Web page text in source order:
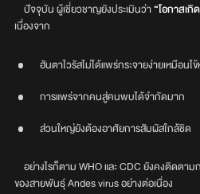
ปัจจุบัน ผู้เชี่ยวชาญยังประเมินว่า“โอกาสเ
เนื่องจาก
ฮันตาไวรัสไม่ได้แพร่กระจายง่ายเหมือน
การแพร่จากคนสู่คนพบได้จำกัดมาก
ส่วนใหญ่ยังต้องอาศัยการสัมผัสใกล้ชิด
อย่างไรก็ตาม WHO และ CDC ยังคงติดตา
ของสายพันธุ์ Andes virus อย่างต่อเนื่อง